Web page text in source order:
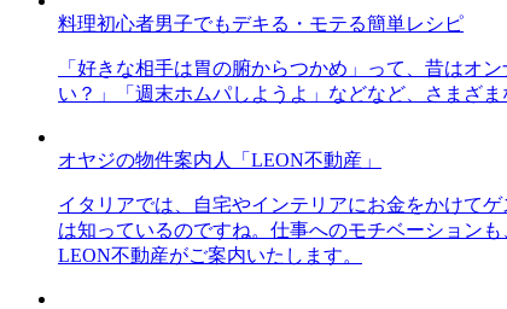
料理初心者男子でもデキる・モテる簡単レシピ
「好きな相手は胃の腑からつかめ」って、昔はオ
い？」「週末ホムパしようよ」などなど、さまざ
オヤジの物件案内人「LEON不動産」
イタリアでは、自宅やインテリアにお金をかけて
は知っているのですね。仕事へのモチベーション
LEON不動産がご案内いたします。